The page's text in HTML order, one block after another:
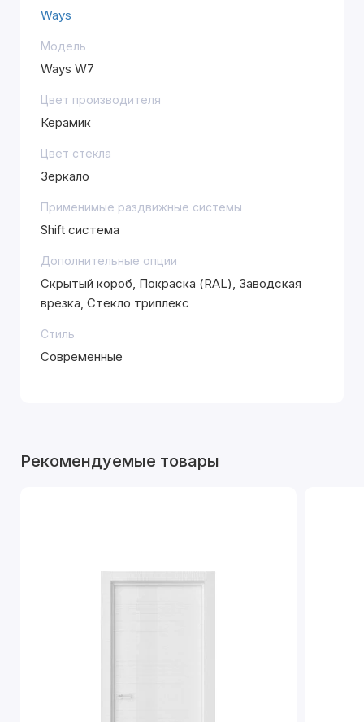
Ways
Модель
Ways W7
Цвет производителя
Керамик
Цвет стекла
Зеркало
Применимые раздвижные системы
Shift система
Дополнительные опции
Скрытый короб, Покраска (RAL), Заводская
врезка, Стекло триплекс
Стиль
Современные
Рекомендуемые товары